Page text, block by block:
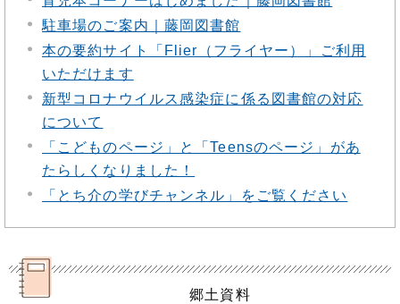
駐車場のご案内｜藤岡図書館
本の要約サイト「Flier（フライヤー）」ご利用
いただけます
新型コロナウイルス感染症に係る図書館の対応
について
「こどものページ」と「Teensのページ」があ
たらしくなりました！
「とち介の学びチャンネル」をご覧ください
郷土資料